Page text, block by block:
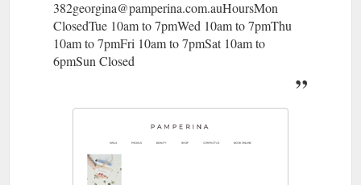
382georgina@pamperina.com.auHoursMon
ClosedTue 10am to 7pmWed 10am to 7pmThu
10am to 7pmFri 10am to 7pmSat 10am to
6pmSun Closed